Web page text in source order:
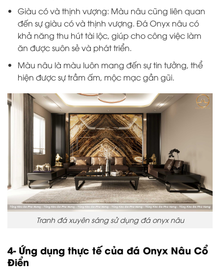
Giàu có và thịnh vượng: Màu nâu cũng liên quan
đến sự giàu có và thịnh vượng. Đá Onyx nâu có
khả năng thu hút tài lộc, giúp cho công việc làm
ăn được suôn sẻ và phát triển.
Màu nâu là màu luôn mang đến sự tin tưởng, thể
hiện được sự trầm ấm, mộc mạc gần gũi.
Tranh đá xuyên sáng sử dụng đá onyx nâu
4- Ứng dụng thực tế của đá Onyx Nâu Cổ
Điển